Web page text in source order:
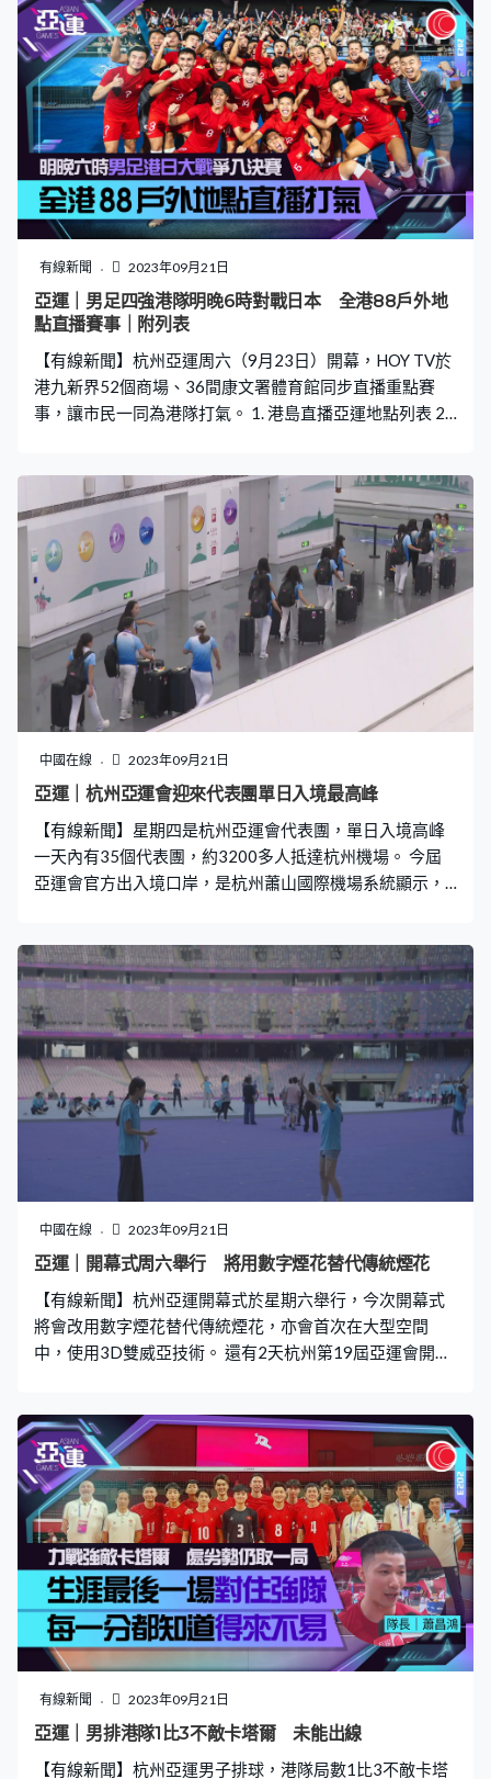
累，轉向不小心掉下水，我不會讓自己再犯這個錯誤。」
女子組5位選手，馬君正上屆在RS:ONE混合隊際賽夥拍何
允輝獲得銀牌，今屆轉戰iQFOiL，4場緊隨中國代表黃先
婷，第二名完成。馬君正：「她在體能及板速比我快一
點，可能戰略看看如何應付，可能走線上會否搶到先機，
希望比賽會快一點。」 所有帆船及滑浪風帆賽事在寧波象
山亞帆中心舉行，iQFOiL在27日決出獎牌，RSX就會前一
日。
有線新聞 2023年09月21日
亞運｜男足四強港隊明晚6時對戰日本 全港88戶外地
點直播賽事｜附列表
【有線新聞】杭州亞運周六（9月23日）開幕，HOY TV於
港九新界52個商場、36間康文署體育館同步直播重點賽
事，讓市民一同為港隊打氣。 1. 港島直播亞運地點列表 2.
新界及離島直播亞運地點列表
中國在線 2023年09月21日
亞運｜杭州亞運會迎來代表團單日入境最高峰
【有線新聞】星期四是杭州亞運會代表團，單日入境高峰
一天內有35個代表團，約3200多人抵達杭州機場。 今屆
亞運會官方出入境口岸，是杭州蕭山國際機場系統顯示，
班，接送包括運動員、奧委會成員、技術官員和媒體等在
內的5890多名賽事相關人員。
中國在線 2023年09月21日
亞運｜開幕式周六舉行 將用數字煙花替代傳統煙花
【有線新聞】杭州亞運開幕式於星期六舉行，今次開幕式
將會改用數字煙花替代傳統煙花，亦會首次在大型空間
中，使用3D雙威亞技術。 還有2天杭州第19屆亞運會開幕
湧」、「攜手同行」三大篇章，演出人員由杭州市民、大
學生志願者和青年演員組成。開幕式籌備工作新聞發布會
透露，今屆開幕式將史無前例地全程不燃放煙花，改用數
字煙花替代，並使用3D雙威亞技術，通過數實融合的方
式，點燃主火炬。 杭州亞運會開幕式總導演、總製作人沙
曉嵐：「通常我們看煙花很漂亮仰着頭看，這時候你想不
想看特殊的角度，我們變成俯視角度看煙花，是甚麼樣
子，或者換過角度看煙花，這個我們都會在我們的視覺視
頻當中展現出來，火炬台展示的一種陽剛的力量，表面材
料是一個鏡面材料，它會把周圍的這些光反射出來，形成
一個波光粼粼的水的質感，浪潮的弧線來。」杭州亞運會
開幕式總導演陸川：「我們現場這有1個網絡是9個
IMAX，是9個IMAX並排在一起，所以這是地球上最大的
螢幕，要放這支片子。」 大會針對不同天氣狀況，制定了
有線新聞 2023年09月21日
亞運｜男排港隊1比3不敵卡塔爾 未能出線
【有線新聞】杭州亞運男子排球，港隊局數1比3不敵卡塔